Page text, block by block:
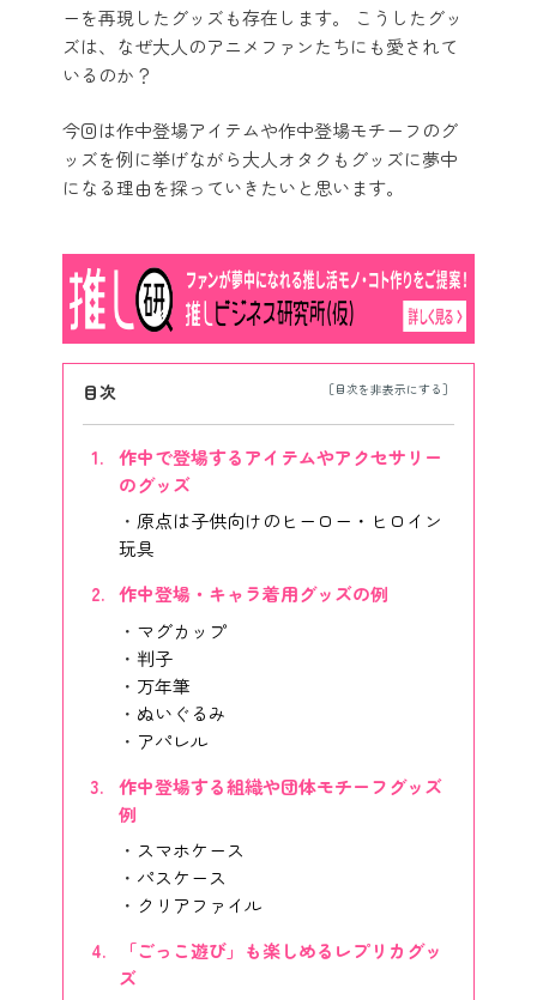
ーを再現したグッズも存在します。 こうしたグッ
ズは、なぜ大人のアニメファンたちにも愛されて
いるのか？
今回は作中登場アイテムや作中登場モチーフのグ
ッズを例に挙げながら大人オタクもグッズに夢中
になる理由を探っていきたいと思います。
目次
作中で登場するアイテムやアクセサリー
のグッズ
原点は子供向けのヒーロー・ヒロイン
玩具
作中登場・キャラ着用グッズの例
マグカップ
判子
万年筆
ぬいぐるみ
アパレル
作中登場する組織や団体モチーフグッズ
例
スマホケース
パスケース
クリアファイル
「ごっこ遊び」も楽しめるレプリカグッ
ズ